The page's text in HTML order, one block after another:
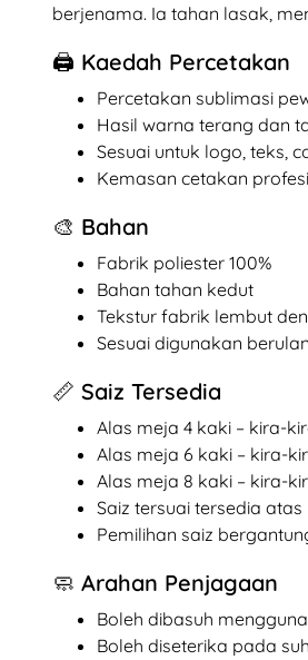
berjenama. Ia tahan lasak,
🖨️ Kaedah Percetakan
Percetakan sublimasi
Hasil warna terang dan
Sesuai untuk logo, teks,
Kemasan cetakan
🎨 Bahan
Fabrik poliester 100%
Bahan tahan kedut
Tekstur fabrik lembut
Sesuai digunakan
📏 Saiz Tersedia
Alas meja 4 kaki – kira-
Alas meja 6 kaki – kira-
Alas meja 8 kaki – kira-
Saiz tersuai tersedia
Pemilihan saiz
🧼 Arahan Penjagaan
Boleh dibasuh
Boleh diseterika pada